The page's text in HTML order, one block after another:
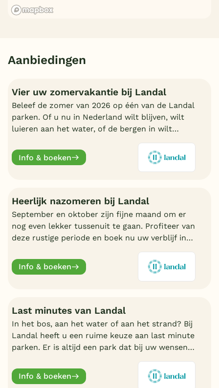
Aanbiedingen
Vier uw zomervakantie bij Landal
Beleef de zomer van 2026 op één van de Landal
parken. Of u nu in Nederland wilt blijven, wilt
luieren aan het water, of de bergen in wilt
fijn Landal park.
Info & boeken
Heerlijk nazomeren bij Landal
September en oktober zijn fijne maand om er
nog even lekker tussenuit te gaan. Profiteer van
deze rustige periode en boek nu uw verblijf in
Info & boeken
Last minutes van Landal
In het bos, aan het water of aan het strand? Bij
Landal heeft u een ruime keuze aan last minute
parken. Er is altijd een park dat bij uw wensen
online.
Info & boeken